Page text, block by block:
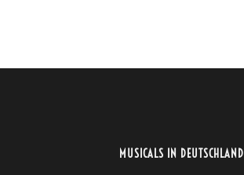
MUSICALS IN DEUTSCHLAND